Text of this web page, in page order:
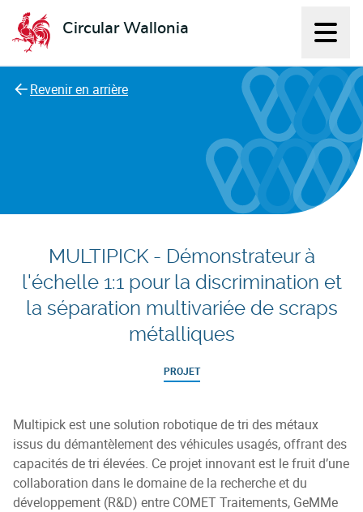
Circular Wallonia
L'économie circulaire
Revenir en arrière
MULTIPICK - Démonstrateur à
l'échelle 1:1 pour la discrimination et
la séparation multivariée de scraps
métalliques
PROJET
Multipick est une solution robotique de tri des métaux
issus du démantèlement des véhicules usagés, offrant des
capacités de tri élevées. Ce projet innovant est le fruit d’une
collaboration dans le domaine de la recherche et du
développement (R&D) entre COMET Traitements, GeMMe